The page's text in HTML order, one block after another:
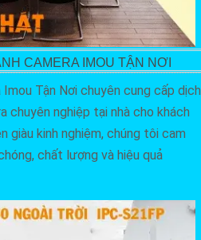
CAMERA IMOU TẬN NƠI
Imou Tận Nơi chuyên cung cấp dịch
chuyên nghiệp tại nhà cho khách
giàu kinh nghiệm, chúng tôi cam
chất lượng và hiệu quả